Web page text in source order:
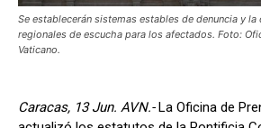
Se establecerán sistemas estables de denuncia y la
regionales de escucha para los afectados. Foto:
Vaticano.
Caracas, 13 Jun. AVN.-La Oficina de